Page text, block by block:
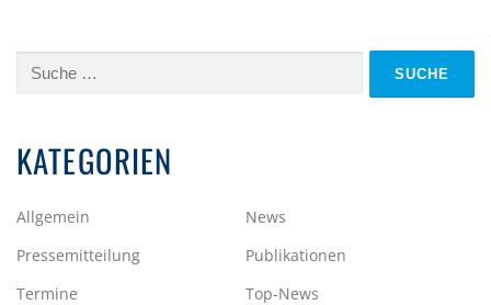
Suche
KATEGORIEN
Allgemein
News
Pressemitteilung
Publikationen
Termine
Top-News